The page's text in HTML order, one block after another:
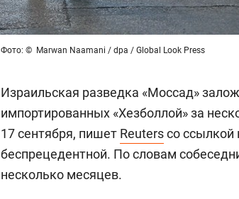
Фото: © Marwan Naamani / dpa / Global Look Press
Израильская разведка «Моссад»
импортированных «Хезболлой» за
17 сентября, пишет Reutersсо ссылкой
беспрецедентной. По словам
несколько месяцев.